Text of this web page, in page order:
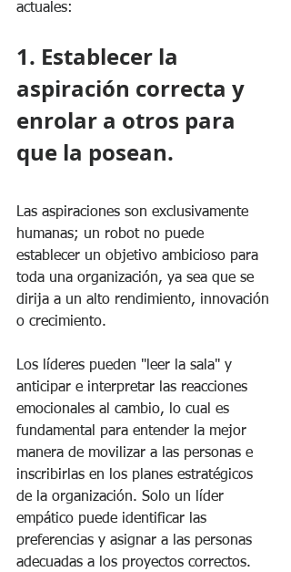
actuales:
1. Establecer la
aspiración correcta y
enrolar a otros para
que la posean.
Las aspiraciones son exclusivamente
humanas; un robot no puede
establecer un objetivo ambicioso para
toda una organización, ya sea que se
dirija a un alto rendimiento, innovación
o crecimiento.
Los líderes pueden "leer la sala" y
anticipar e interpretar las reacciones
emocionales al cambio, lo cual es
fundamental para entender la mejor
manera de movilizar a las personas e
inscribirlas en los planes estratégicos
de la organización. Solo un líder
empático puede identificar las
preferencias y asignar a las personas
adecuadas a los proyectos correctos.